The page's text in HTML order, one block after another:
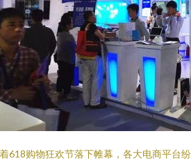
618购物狂欢节落下帷幕，各大电商平台